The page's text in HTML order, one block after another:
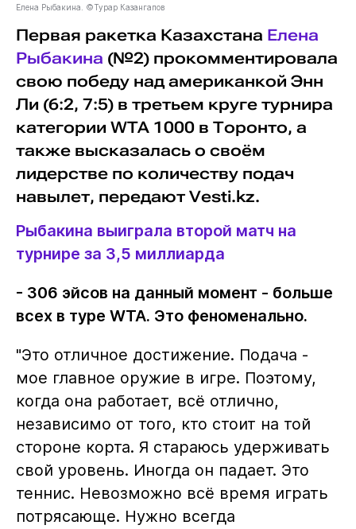
Елена Рыбакина. ©Турар Казангапов
Первая ракетка Казахстана Елена
Рыбакина (№2) прокомментировала
свою победу над американкой Энн
Ли (6:2, 7:5) в третьем круге турнира
категории WTA 1000 в Торонто, а
также высказалась о своём
лидерстве по количеству подач
навылет, передают Vesti.kz.
Рыбакина выиграла второй матч на
турнире за 3,5 миллиарда
- 306 эйсов на данный момент - больше
всех в туре WTA. Это феноменально.
"Это отличное достижение. Подача -
мое главное оружие в игре. Поэтому,
когда она работает, всё отлично,
независимо от того, кто стоит на той
стороне корта. Я стараюсь удерживать
свой уровень. Иногда он падает. Это
теннис. Невозможно всё время играть
потрясающе. Нужно всегда